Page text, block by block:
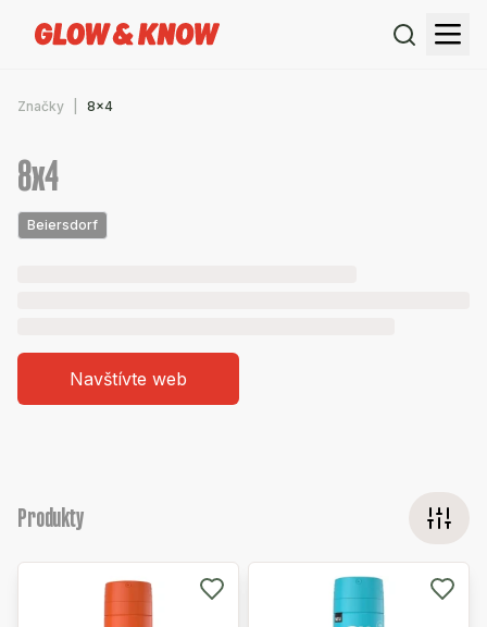
Značky 8x4
8x4
Beiersdorf
Navštívte web
Produkty